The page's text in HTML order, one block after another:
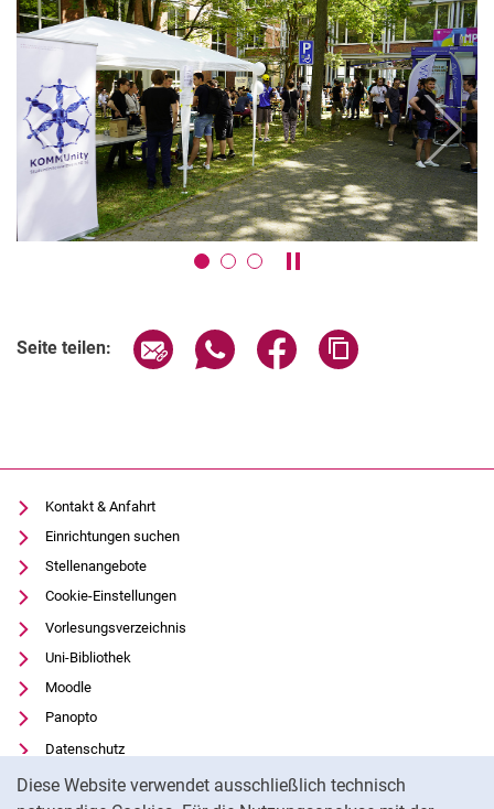
Diese Website verwendet ausschließlich technisch
Veranstaltungen
Akademische Semesterfeier
Firmenmesse
Girls Day
Girls Go Informatics
Hessen Solarcup
Mitarbeiter:innen-Fest
RoboCup Rescue Junior Ferienworkshops
RoboCup Junior Qualifikationsturnier
SolaRobot Ferien Workshop
Karussell anhalten /
zurück weiter
Seite teilen: Seite über E-Mail teilen
Seite über WhatsApp teilen
Seite über Facebook
Kontakt & Anfahrt
Einrichtungen suchen
Stellenangebote
Cookie-Einstellungen
Vorlesungsverzeichnis
Uni-Bibliothek
Moodle
Panopto
Datenschutz
Barrierefreiheit